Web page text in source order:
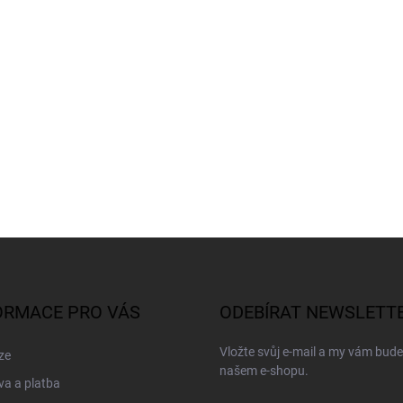
PRO VÁS
a platba
ODEBÍRAT
Vložte svůj e-mail a my vám
našem e-shopu.